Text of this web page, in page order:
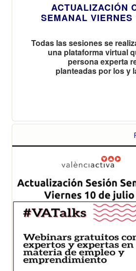
ACTUALIZACIÓN
SEMANAL
Todas las sesiones se
una plataforma virtual
persona experta
planteadas por los y